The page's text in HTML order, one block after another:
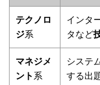
テクノロ
ジ系
インタ
タなど
マネジメ
ント 系
システ
する出